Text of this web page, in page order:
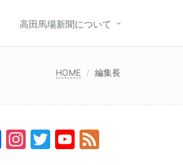
高田馬場新聞について
HOME 編集長
Facebook
Instagram
Twitter
YouTube
Feed